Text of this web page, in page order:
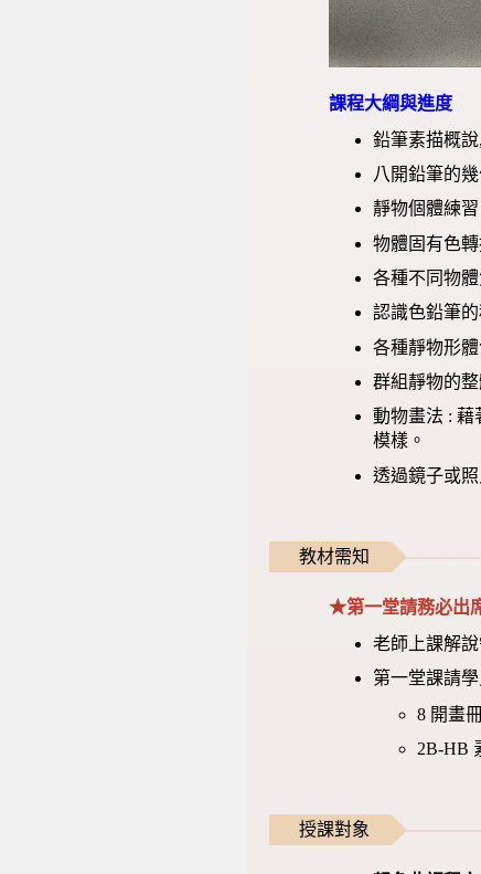
課程大綱與進度
鉛筆素描概
八開鉛筆的
靜物個體練
物體固有色轉
各種不同物
認識色鉛筆
各種靜物形
群組靜物的
動物畫法 : 藉
模樣。
透過鏡子或
教材需知
★第一堂請務必出
老師上課解
第一堂課請學
8 開畫
2B-HB
授課對象